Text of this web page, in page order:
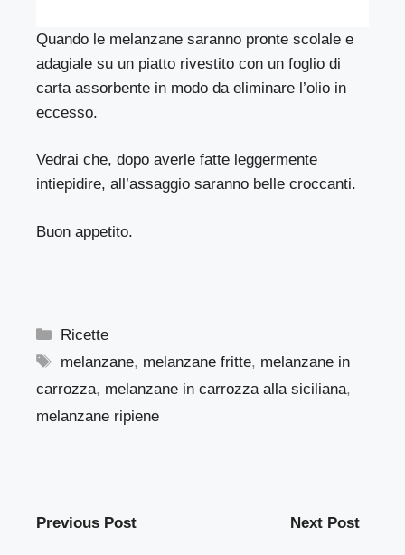
Quando le melanzane saranno pronte scolale e
adagiale su un piatto rivestito con un foglio di
carta assorbente in modo da eliminare l’olio in
eccesso.
Vedrai che, dopo averle fatte leggermente
intiepidire, all’assaggio saranno belle croccanti.
Buon appetito.
Categorie
Ricette
Tag
melanzane, melanzane fritte, melanzane in
carrozza, melanzane in carrozza alla siciliana,
melanzane ripiene
Previous Post Next Post